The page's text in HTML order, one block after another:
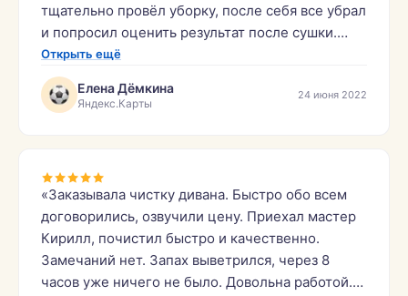
тщательно провёл уборку, после себя все убрал
и попросил оценить результат после сушки.
Итог просто поразительный, идеально чистый,
ни одного развода. Огромное спасибо,
рекомендую.»
Открыть ещё
Елена Дёмкина
Яндекс.Карты
24 июня 2022
«Заказывала чистку дивана. Быстро обо всем
договорились, озвучили цену. Приехал мастер
Кирилл, почистил быстро и качественно.
Замечаний нет. Запах выветрился, через 8
часов уже ничего не было. Довольна работой.